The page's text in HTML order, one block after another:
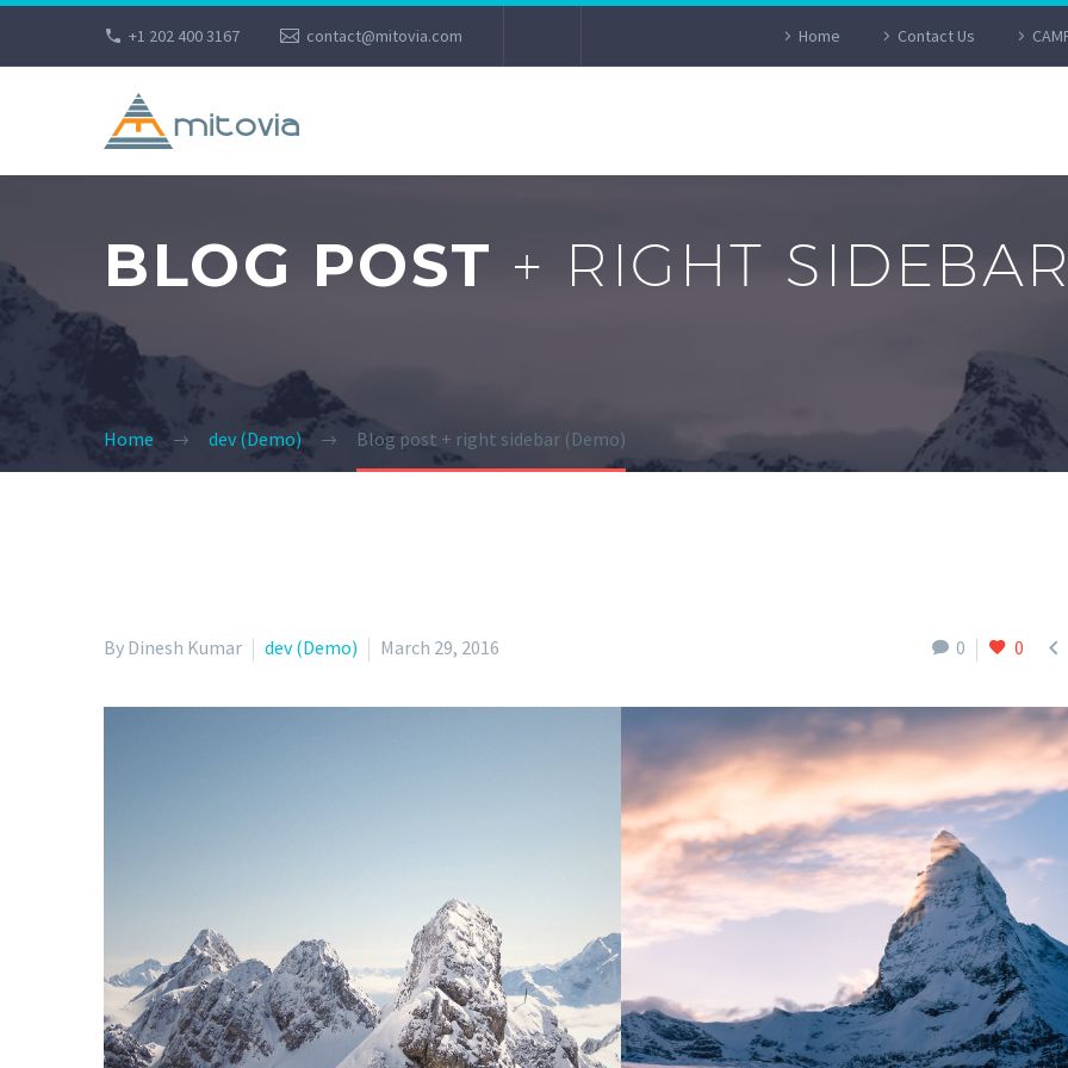
+1 202 400 3167 contact@mitovia.com Home Contact Us
BLOG POST + RIGHT
Home dev (Demo) Blog post + right sidebar (Demo)
0 0 
By Dinesh Kumar dev (Demo) March 29, 2016